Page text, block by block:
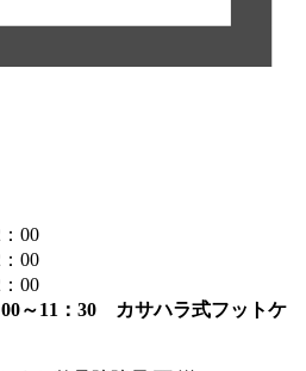
00
00
00
00～11：30 カサハラ式フットケ